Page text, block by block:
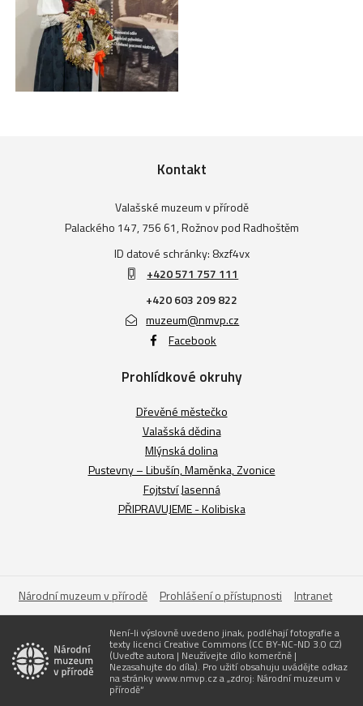
Kontakt
Valašské muzeum v přírodě
Palackého 147, 756 61, Rožnov pod Radhoštěm
ID datové schránky: 8xzf4vx
+420 571 757 111
+420 603 209 822
muzeum@nmvp.cz
Facebook
Prohlídkové okruhy
Dřevěné městečko
Valašská dědina
Mlýnská dolina
Pustevny – Libušín, Maměnka, Zvonice
Fojtství Jasenná
PŘIPRAVUJEME - Kolibiska
Národní muzeum v přírodě Prohlášení o přístupnosti Intranet
Není-li výslovně uvedeno jinak, podléhají fotografie a
texty licenci Creative Commons (CC BY-NC-ND 3.0 CZ)
(Uveďte autora | Neužívejte dílo komerčně |
Nezasahujte do díla). Pro užití obsahuju uvádějte odkaz
na stránky www.nmvp.cz a „zdroj: Národní muzeum v
přírodě“